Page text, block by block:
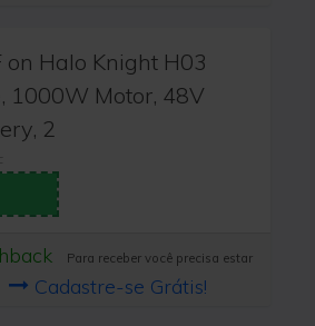
on Halo Knight H03
1000W Motor, 48V
2
Para receber você precisa estar
Cadastre-se Grátis!